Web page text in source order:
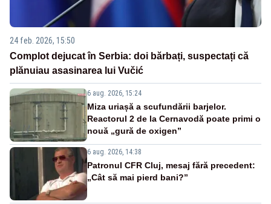
24 feb. 2026, 15:50
Complot dejucat în Serbia: doi bărbați, suspectați că
plănuiau asasinarea lui Vučić
6 aug. 2026, 15:24
Miza uriașă a scufundării barjelor.
Reactorul 2 de la Cernavodă poate primi o
nouă „gură de oxigen”
6 aug. 2026, 14:38
Patronul CFR Cluj, mesaj fără precedent:
„Cât să mai pierd bani?”